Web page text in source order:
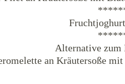
Alternative zum
an Kräutersoße